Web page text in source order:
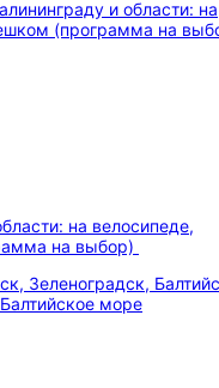
на велосипеде,
на выбор)
Зеленоградск,
море